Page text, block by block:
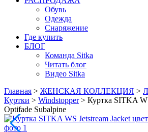
Обувь
Одежда
Снаряжение
Где купить
БЛОГ
Команда Sitka
Читать блог
Видео Sitka
Главная > ЖЕНСКАЯ КОЛЛЕКЦИЯ >
Куртки > Windstopper > Куртка SITKA
Optifade Subalpine